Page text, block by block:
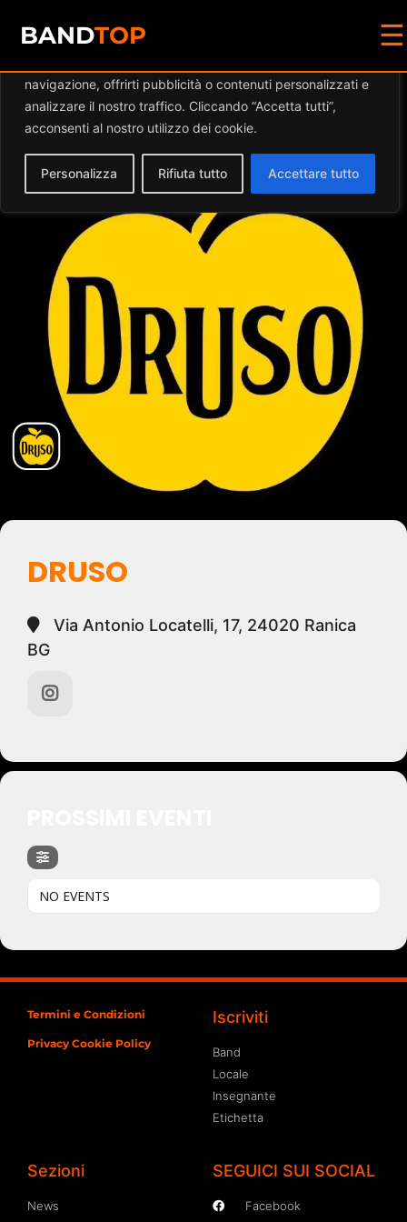
Diamo valore alla tua privacy
navigazione, offrirti pubblicità o contenuti personalizzati e
analizzare il nostro traffico. Cliccando “Accetta tutti”,
acconsenti al nostro utilizzo dei cookie.
Personalizza Rifiuta tutto Accettare tutto
BANDTOP ☰
Events at this location
DRUSO
Via Antonio Locatelli, 17, 24020 Ranica
BG
NO EVENTS
Termini e Condizioni
Privacy Cookie Policy
Iscriviti
Band
Locale
Insegnante
Etichetta
Sezioni
News
SEGUICI SUI SOCIAL
Facebook